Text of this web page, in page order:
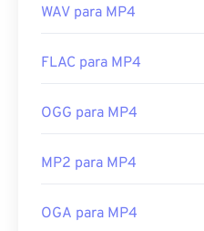
WAV para MP4
FLAC para MP4
OGG para MP4
MP2 para MP4
OGA para MP4